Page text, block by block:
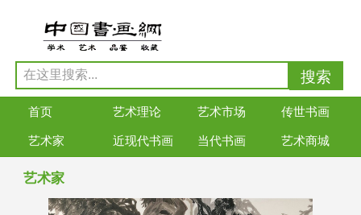
首页 艺术理论 艺术市场 传世书画
艺术家 近现代书画 当代书画 艺术商城
艺术家